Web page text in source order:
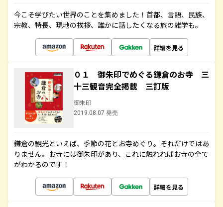
今こそ学びたい世界のことを集めました！首都、言語、民族、
宗教、特長、現地の挨拶、誰かに話したくなる旅の雑学も。
詳細を見る
０１ 御朱印でめぐる鎌倉のお寺 三
十三観音完全掲載 三訂版
御朱印
2019.08.07 発売
鎌倉の観光といえば、季節の花とお寺めぐり。それだけではあ
りません。お寺には御朱印があり、これに触れればお寺の全て
がわかるのです！
詳細を見る